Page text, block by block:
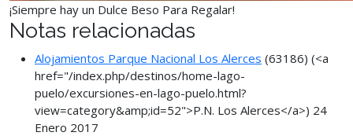
¡Siempre hay un Dulce Beso Para Regalar!
Notas relacionadas
Alojamientos Parque Nacional Los Alerces (63186) (<a
href="/index.php/destinos/home-lago-
puelo/excursiones-en-lago-puelo.html?
view=category&amp;id=52">P.N. Los Alerces</a>) 24
Enero 2017